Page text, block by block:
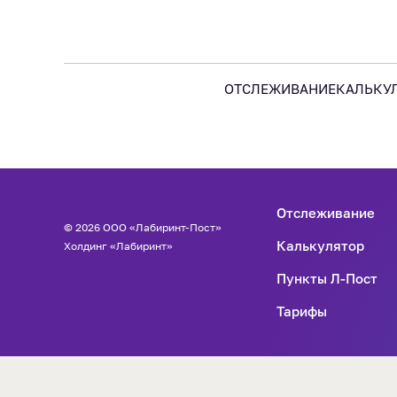
ОТСЛЕЖИВАНИЕ
© 2026 ООО «Лабиринт-Пост»
Холдинг «Лабиринт»
Отслеживание
Калькулятор
Пункты Л-Пост
Тарифы